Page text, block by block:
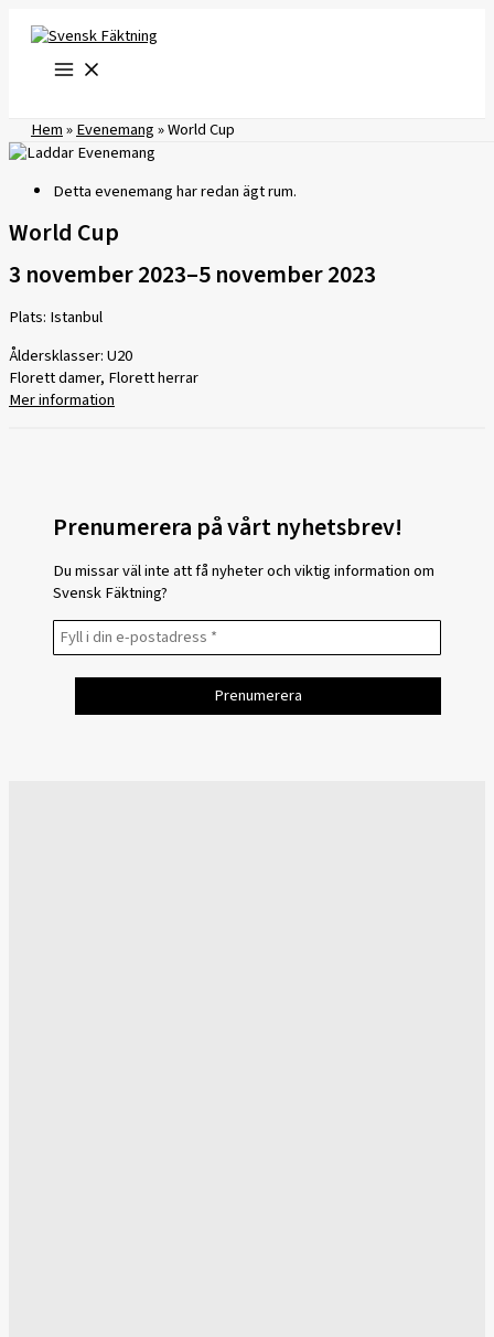
innehåll
Hem»Evenemang»World Cup
Detta evenemang har redan ägt rum.
World Cup
3 november 2023–5 november 2023
Plats: Istanbul
Åldersklasser: U20
Florett damer, Florett herrar
Mer information
Prenumerera på vårt nyhetsbrev!
Du missar väl inte att få nyheter och viktig information om
Svensk Fäktning?